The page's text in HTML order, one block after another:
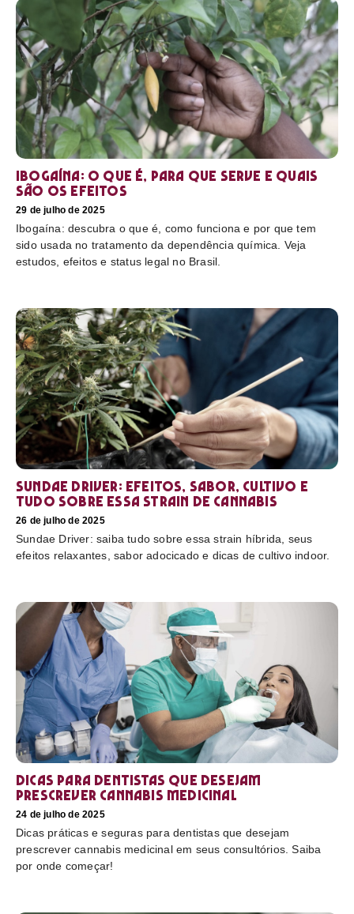
Ibogaína: o que é, para que serve e quais
são os efeitos
29 de julho de 2025
Ibogaína: descubra o que é, como funciona e por que tem
sido usada no tratamento da dependência química. Veja
estudos, efeitos e status legal no Brasil.
Sundae Driver: efeitos, sabor, cultivo e
tudo sobre essa strain de cannabis
26 de julho de 2025
Sundae Driver: saiba tudo sobre essa strain híbrida, seus
efeitos relaxantes, sabor adocicado e dicas de cultivo indoor.
Dicas para dentistas que desejam
prescrever cannabis medicinal
24 de julho de 2025
Dicas práticas e seguras para dentistas que desejam
prescrever cannabis medicinal em seus consultórios. Saiba
por onde começar!